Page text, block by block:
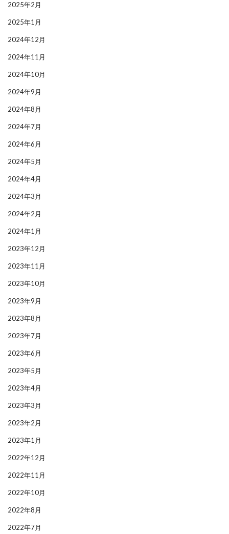
2025年2月
2025年1月
2024年12月
2024年11月
2024年10月
2024年9月
2024年8月
2024年7月
2024年6月
2024年5月
2024年4月
2024年3月
2024年2月
2024年1月
2023年12月
2023年11月
2023年10月
2023年9月
2023年8月
2023年7月
2023年6月
2023年5月
2023年4月
2023年3月
2023年2月
2023年1月
2022年12月
2022年11月
2022年10月
2022年8月
2022年7月